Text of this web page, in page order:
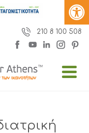
210 8 100 508